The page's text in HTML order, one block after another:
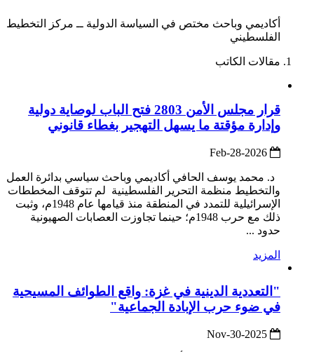
أكاديمي وباحث مختص في السياسة الدولية ــ مركز التخطيط
الفلسطيني
مقالات الكاتب
قرار مجلس الأمن 2803 فتح الباب لوصاية دولية
وإدارة مؤقتة ما يسهل التهجير بغطاء قانوني
د. محمد يوسف الحافي أكاديمي وباحث سياسي بدائرة العمل
والتخطيط منظمة التحرير الفلسطينية لم تتوقف المخططات
الإسرائيلية للتمدد في المنطقة منذ قيامها عام 1948م، وثبت
ذلك مع حرب 1948م؛ حينما تجاوزت العصابات الصهيونية
حدود ...
المزيد
"التعددية الدينية في غزة: واقع الطوائف المسيحية
في ضوء حرب الإبادة الجماعية"